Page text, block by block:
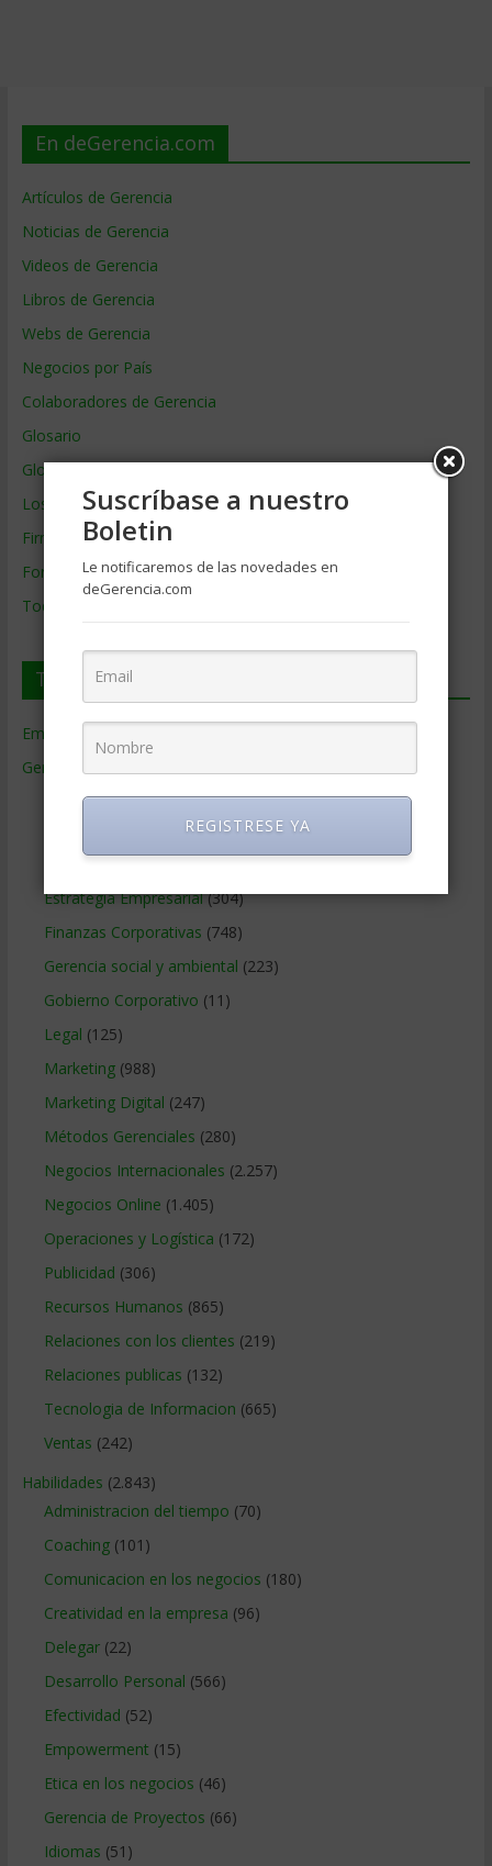
En deGerencia.com
Artículos de Gerencia
Noticias de Gerencia
Videos de Gerencia
Libros de Gerencia
Webs de Gerencia
Negocios por País
Colaboradores de Gerencia
Glosario
Glosario Inglés – Español
Los mejores MBA
Firmas de Gerencia
Formación de Gerencia
Todos los Temas
Temas de Gerencia
Empresas de Gerencia
Gerencia
Ciencias Económicas(80)
Estrategia Empresarial(304)
Finanzas Corporativas (748)
Gerencia social y ambiental (223)
Gobierno Corporativo (11)
Legal (125)
Marketing(988)
Marketing Digital (247)
Métodos Gerenciales (280)
Negocios Internacionales (2.257)
Negocios Online (1.405)
Operaciones y Logística (172)
Publicidad (306)
Recursos Humanos (865)
Relaciones con los clientes (219)
Relaciones publicas (132)
Tecnologia de Informacion (665)
Ventas (242)
Habilidades (2.843)
Administracion del tiempo (70)
Coaching(101)
Comunicacion en los negocios (180)
Creatividad en la empresa (96)
Delegar(22)
Desarrollo Personal (566)
Efectividad (52)
Empowerment (15)
Etica en los negocios (46)
Gerencia de Proyectos (66)
Idiomas (51)
Suscríbase a nuestro
Boletin
Le notificaremos de las novedades en
deGerencia.com
REGISTRESE YA